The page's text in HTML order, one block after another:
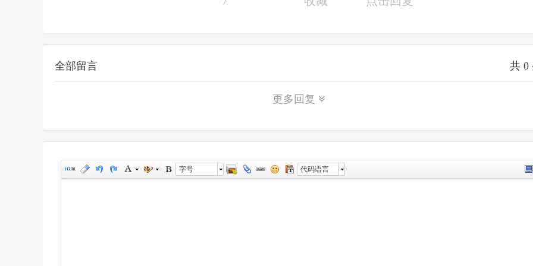
全部留言 共 0
更多回复
字号 代码语言